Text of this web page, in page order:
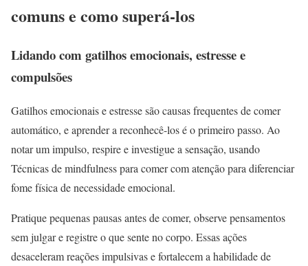
comuns e como superá-los
Lidando com gatilhos emocionais, estresse e
compulsões
Gatilhos emocionais e estresse são causas frequentes de comer
automático, e aprender a reconhecê-los é o primeiro passo. Ao
notar um impulso, respire e investigue a sensação, usando
Técnicas de mindfulness para comer com atenção para diferenciar
fome física de necessidade emocional.
Pratique pequenas pausas antes de comer, observe pensamentos
sem julgar e registre o que sente no corpo. Essas ações
desaceleram reações impulsivas e fortalecem a habilidade de